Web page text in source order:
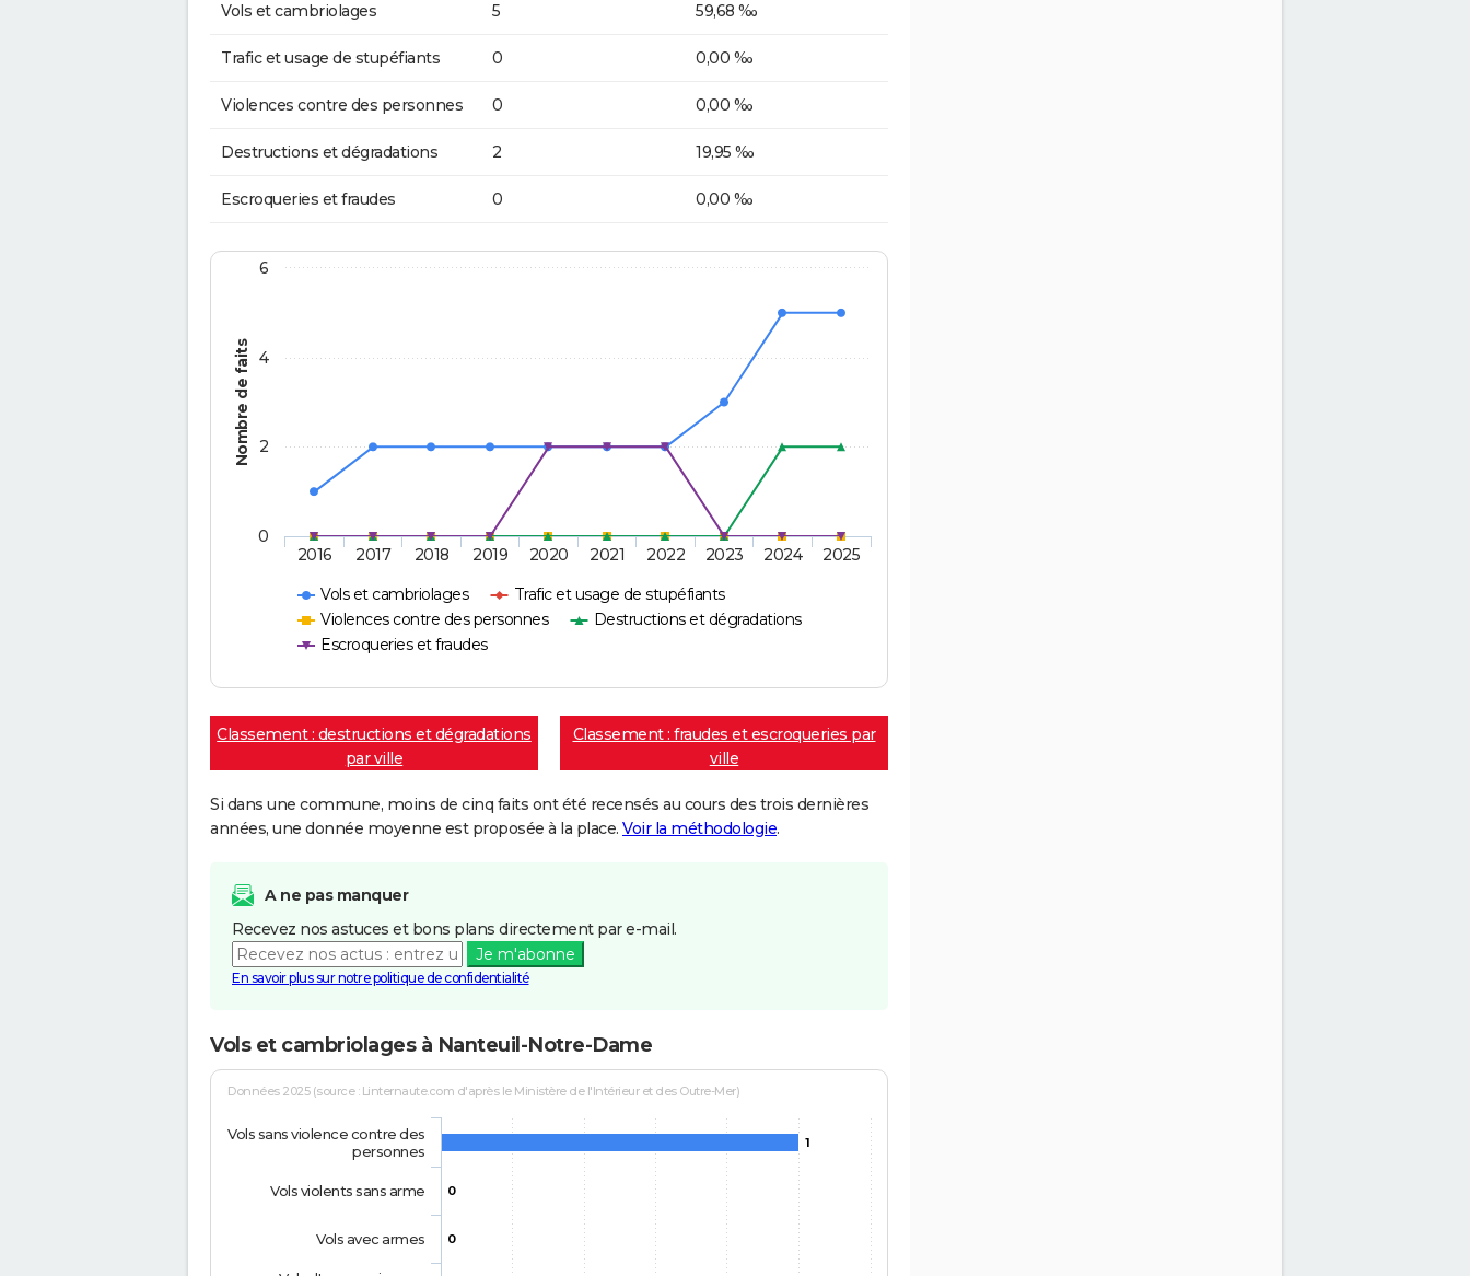
Vols et cambriolages 5 59,68 ‰
Trafic et usage de stupéfiants 0 0,00 ‰
Violences contre des personnes 0 0,00 ‰
Destructions et dégradations 2 19,95 ‰
Escroqueries et fraudes 0 0,00 ‰
Nombre de faits
Vols et cambriolages
Trafic et usage de stupéfiants
Violences contre des personnes
Destructions et dégradations
Escroqueries et fraudes
2016 2017 2018 2019 2020 2021 2022 2023 2024 2025
0
2
4
6
Classement : destructions et dégradations
par ville
Classement : fraudes et escroqueries par
ville
Si dans une commune, moins de cinq faits ont été recensés au cours des trois dernières
années, une donnée moyenne est proposée à la place. Voir la méthodologie.
A ne pas manquer
Recevez nos astuces et bons plans directement par e-mail.
Je m'abonne
En savoir plus sur notre politique de confidentialité
Vols et cambriolages à Nanteuil-Notre-Dame
Données 2025 (source : Linternaute.com d'après le Ministère de l'Intérieur et des Outre-Mer)
1
0
0
Vols sans violence contre des
personnes
Vols violents sans arme
Vols avec armes